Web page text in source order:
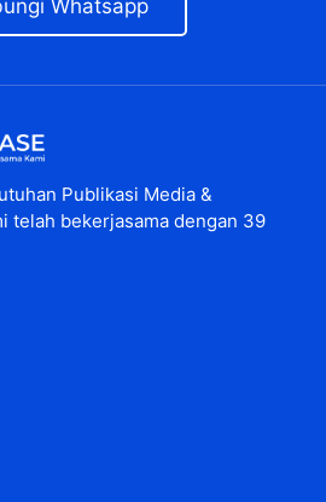
Whatsapp
Publikasi Media &
telah bekerjasama dengan 39